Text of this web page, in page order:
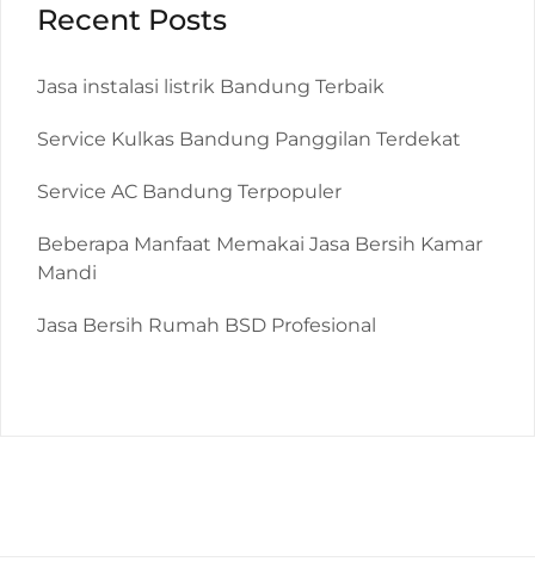
Recent Posts
Jasa instalasi listrik Bandung Terbaik
Service Kulkas Bandung Panggilan Terdekat
Service AC Bandung Terpopuler
Beberapa Manfaat Memakai Jasa Bersih Kamar
Mandi
Jasa Bersih Rumah BSD Profesional